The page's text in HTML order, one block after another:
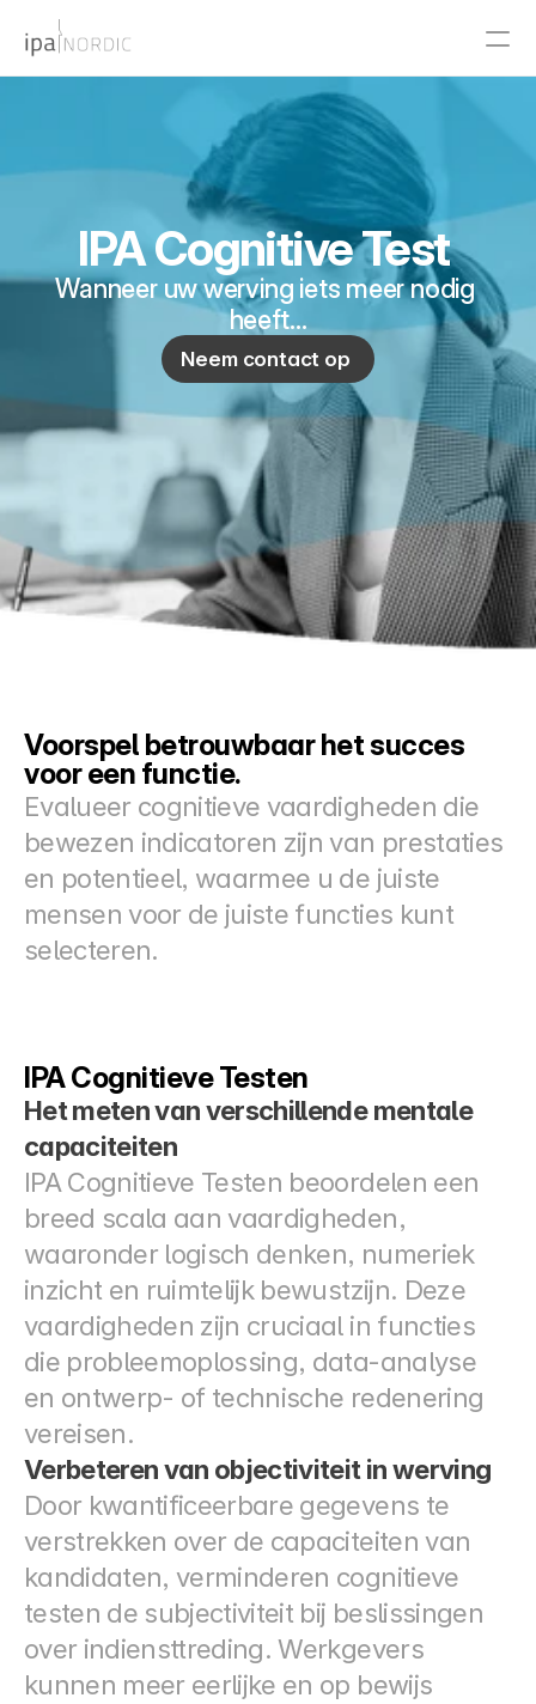
Design
Content
Publish
Blog
Docs
Join
Events
Experts
Prijzen
IPA Cognitive Test
Wanneer uw werving iets meer nodig
heeft…
Neem contact op
Voorspel betrouwbaar het succes
voor een functie.
Evalueer cognitieve vaardigheden die
bewezen indicatoren zijn van prestaties
en potentieel, waarmee u de juiste
mensen voor de juiste functies kunt
selecteren.
IPA Cognitieve Testen
Het meten van verschillende mentale
capaciteiten
IPA Cognitieve Testen beoordelen een
breed scala aan vaardigheden,
waaronder logisch denken, numeriek
inzicht en ruimtelijk bewustzijn. Deze
vaardigheden zijn cruciaal in functies
die probleemoplossing, data-analyse
en ontwerp- of technische redenering
vereisen.
Verbeteren van objectiviteit in werving
Door kwantificeerbare gegevens te
verstrekken over de capaciteiten van
kandidaten, verminderen cognitieve
testen de subjectiviteit bij beslissingen
over indiensttreding. Werkgevers
kunnen meer eerlijke en op bewijs